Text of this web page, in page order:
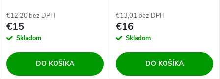
€12,20 bez DPH
€15
Skladom
DO KOŠÍKA
€13,01 bez DPH
€16
Skladom
DO KOŠÍKA